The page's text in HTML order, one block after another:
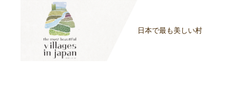
日本で最も美しい村